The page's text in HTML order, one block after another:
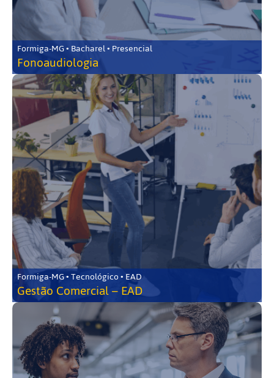
Formiga-MG • Bacharel • Presencial
Fonoaudiologia
Formiga-MG • Tecnológico • EAD
Gestão Comercial – EAD